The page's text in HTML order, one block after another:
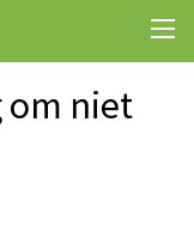
om niet